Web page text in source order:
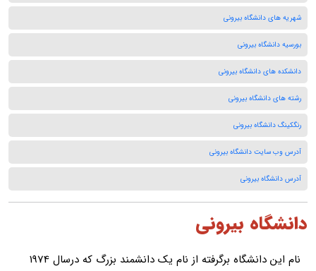
شهریه های دانشگاه بیرونی
بورسیه دانشگاه بیرونی
دانشکده های دانشگاه بیرونی
رشته های دانشگاه بیرونی
رنگکینگ دانشگاه بیرونی
آدرس وب سایت دانشگاه بیرونی
آدرس دانشگاه بیرونی
دانشگاه بیرونی
نام این دانشگاه برگرفته از نام یک دانشمند بزرگ که درسال 1974